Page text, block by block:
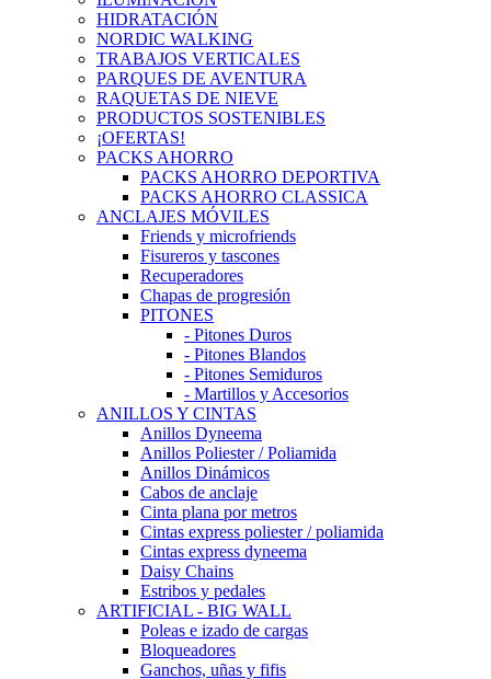
HIDRATACIÓN
NORDIC WALKING
TRABAJOS VERTICALES
PARQUES DE AVENTURA
RAQUETAS DE NIEVE
PRODUCTOS SOSTENIBLES
¡OFERTAS!
PACKS AHORRO
PACKS AHORRO DEPORTIVA
PACKS AHORRO CLASSICA
ANCLAJES MÓVILES
Friends y microfriends
Fisureros y tascones
Recuperadores
Chapas de progresión
PITONES
- Pitones Duros
- Pitones Blandos
- Pitones Semiduros
- Martillos y Accesorios
ANILLOS Y CINTAS
Anillos Dyneema
Anillos Poliester / Poliamida
Anillos Dinámicos
Cabos de anclaje
Cinta plana por metros
Cintas express poliester / poliamida
Cintas express dyneema
Daisy Chains
Estribos y pedales
ARTIFICIAL - BIG WALL
Poleas e izado de cargas
Bloqueadores
Ganchos, uñas y fifis